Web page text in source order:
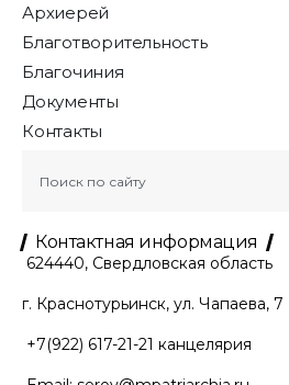
Архиерей
Благотворительность
Благочиния
Документы
Контакты
Контактная информация
624440, Свердловская область
г. Краснотурьинск, ул. Чапаева, 7
+7(922) 617-21-21 канцелярия